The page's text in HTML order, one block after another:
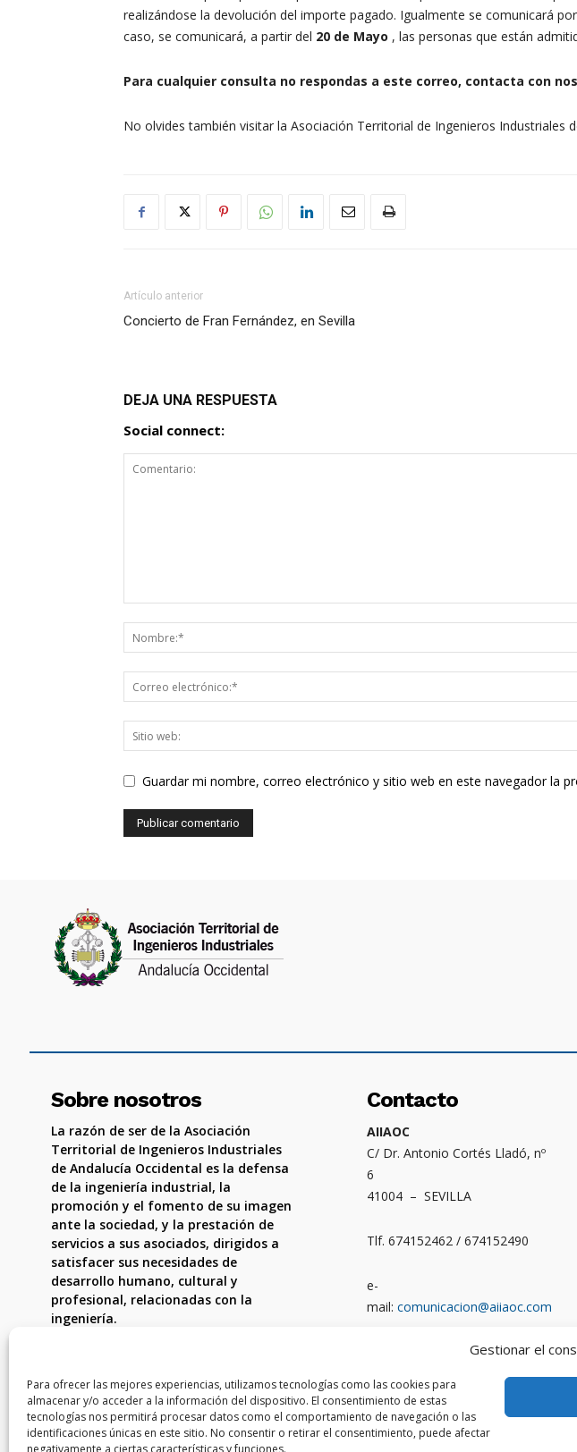
Gestionar el
Para ofrecer las mejores experiencias, utilizamos tecnologías como las cookies para
almacenar y/o acceder a la información del dispositivo. El consentimiento de estas
tecnologías nos permitirá procesar datos como el comportamiento de navegación o las
identificaciones únicas en este sitio. No consentir o retirar el consentimiento, puede afectar
negativamente a ciertas características y funciones.
realizándose la devolución del importe pagado. Igualmente se comunicará
caso, se comunicará, a partir del 20 de Mayo , las personas que están
Para cualquier consulta no respondas a este correo, contacta con
No olvides también visitar la Asociación Territorial de Ingenieros Industriales
Artículo anterior
Concierto de Fran Fernández, en Sevilla
DEJA UNA RESPUESTA
Social connect:
Guardar mi nombre, correo electrónico y sitio web en este navegador la
Sobre nosotros
La razón de ser de la Asociación
Territorial de Ingenieros Industriales
de Andalucía Occidental es la defensa
de la ingeniería industrial, la
promoción y el fomento de su imagen
ante la sociedad, y la prestación de
servicios a sus asociados, dirigidos a
satisfacer sus necesidades de
desarrollo humano, cultural y
profesional, relacionadas con la
ingeniería.
Contacto
AIIAOC
C/ Dr. Antonio Cortés Lladó, nº
6
41004 – SEVILLA
Tlf. 674152462 / 674152490
e-
mail:comunicacion@aiiaoc.com
Ámbito territorial: Cádiz,